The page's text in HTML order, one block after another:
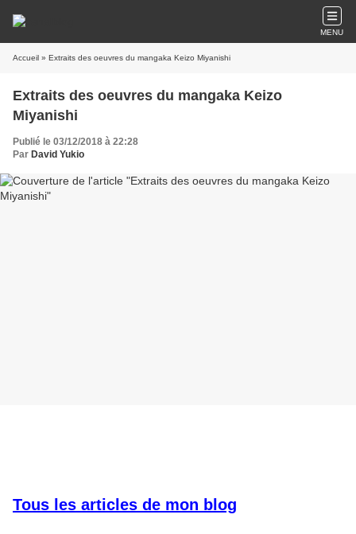
MENU
Accueil » Extraits des oeuvres du mangaka Keizo Miyanishi
Extraits des oeuvres du mangaka Keizo
Miyanishi
Publié le 03/12/2018 à 22:28
Par David Yukio
Tous les articles de mon blog